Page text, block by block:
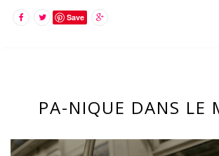
Save
PA-NIQUE DANS LE